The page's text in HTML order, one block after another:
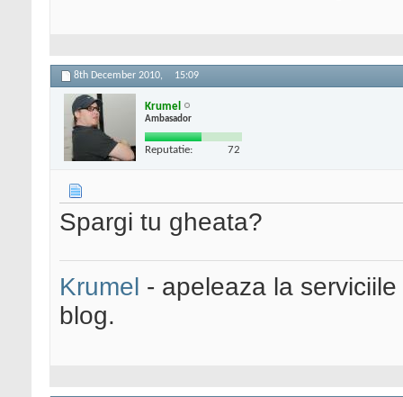
8th December 2010, 15:09
Krumel
Ambasador
Reputatie: 72
Spargi tu gheata?
Krumel - apeleaza la
blog.